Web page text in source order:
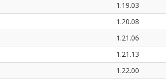
1.19.03
1.20.08
1.21.06
1.21.13
1.22.00